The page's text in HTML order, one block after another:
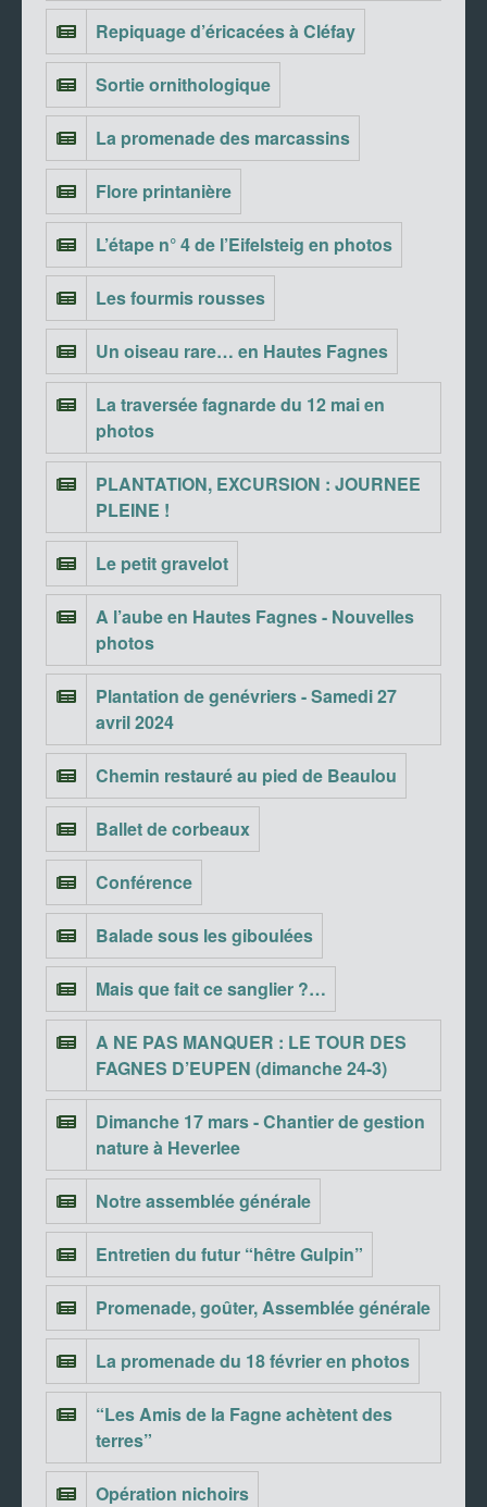
Repiquage d’éricacées à Cléfay
Sortie ornithologique
La promenade des marcassins
Flore printanière
L’étape n° 4 de l’Eifelsteig en photos
Les fourmis rousses
Un oiseau rare… en Hautes Fagnes
La traversée fagnarde du 12 mai en
photos
PLANTATION, EXCURSION : JOURNEE
PLEINE !
Le petit gravelot
A l’aube en Hautes Fagnes - Nouvelles
photos
Plantation de genévriers - Samedi 27
avril 2024
Chemin restauré au pied de Beaulou
Ballet de corbeaux
Conférence
Balade sous les giboulées
Mais que fait ce sanglier ?…
A NE PAS MANQUER : LE TOUR DES
FAGNES D’EUPEN (dimanche 24-3)
Dimanche 17 mars - Chantier de gestion
nature à Heverlee
Notre assemblée générale
Entretien du futur “hêtre Gulpin”
Promenade, goûter, Assemblée générale
La promenade du 18 février en photos
“Les Amis de la Fagne achètent des
terres”
Opération nichoirs